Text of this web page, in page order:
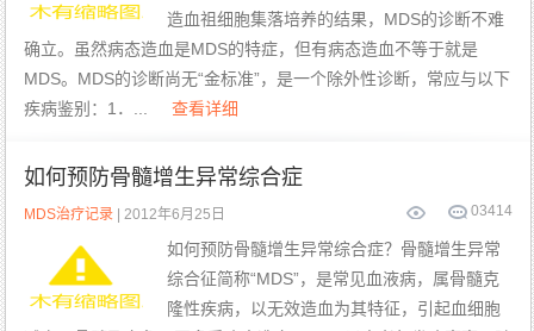
造血祖细胞集落培养的结果，MDS的诊断不难
确立。虽然病态造血是MDS的特症，但有病态造血不等于就是
MDS。MDS的诊断尚无“金标准”，是一个除外性诊断，常应与以下
疾病鉴别：1．...
查看详细
如何预防骨髓增生异常综合症
3414
0
MDS治疗记录 | 2012年6月25日
如何预防骨髓增生异常综合症？骨髓增生异常
综合征简称“MDS”，是常见血液病，属骨髓克
隆性疾病，以无效造血为其特征，引起血细胞